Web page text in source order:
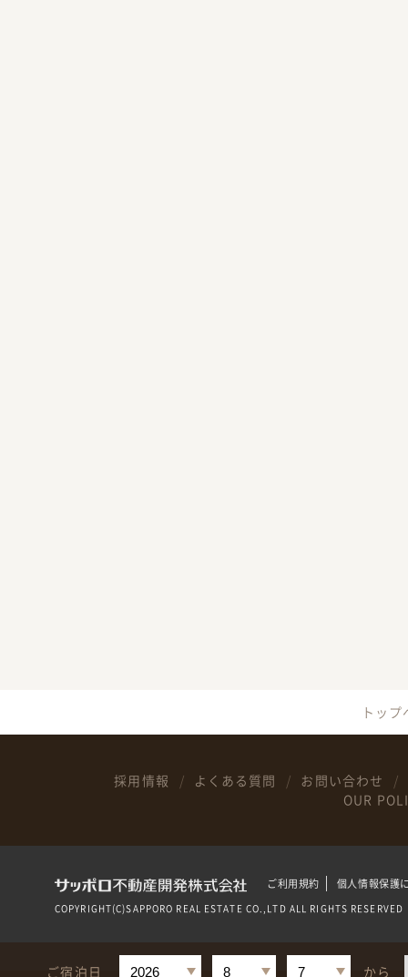
トッ
ご宿泊日 から
採用情報 よくある質問
お問い合わせ
OUR
ご利用規約 個人情報保護
COPYRIGHT(C)SAPPORO REAL ESTATE CO.,LTD ALL RIGHTS RESERVED